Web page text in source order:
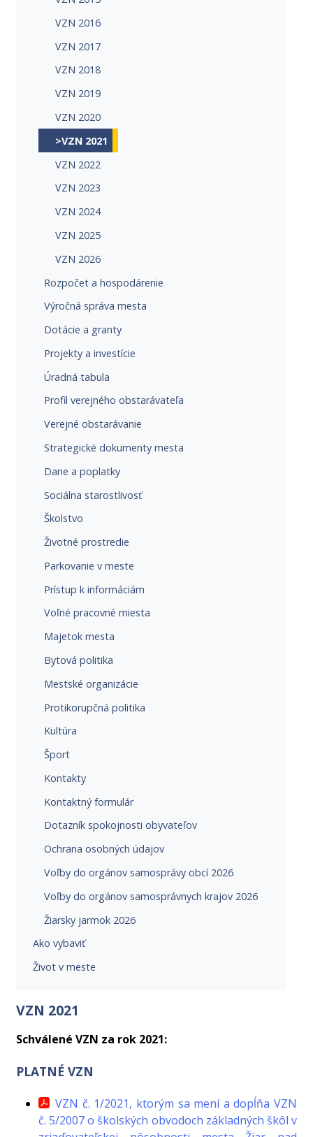
VZN 2016
VZN 2017
VZN 2018
VZN 2019
VZN 2020
>VZN 2021
VZN 2022
VZN 2023
VZN 2024
VZN 2025
VZN 2026
Rozpočet a hospodárenie
Výročná správa mesta
Dotácie a granty
Projekty a investície
Úradná tabula
Profil verejného obstarávateľa
Verejné obstarávanie
Strategické dokumenty mesta
Dane a poplatky
Sociálna starostlivosť
Školstvo
Životné prostredie
Parkovanie v meste
Prístup k informáciám
Voľné pracovné miesta
Majetok mesta
Bytová politika
Mestské organizácie
Protikorupčná politika
Kultúra
Šport
Kontakty
Kontaktný formulár
Dotazník spokojnosti obyvateľov
Ochrana osobných údajov
Voľby do orgánov samosprávy obcí 2026
Voľby do orgánov samosprávnych krajov 2026
Žiarsky jarmok 2026
Ako vybaviť
Život v meste
VZN 2021
Schválené VZN za rok 2021:
PLATNÉ VZN
VZN č. 1/2021, ktorým sa mení a dopĺňa VZN
č. 5/2007 o školských obvodoch základných škôl v